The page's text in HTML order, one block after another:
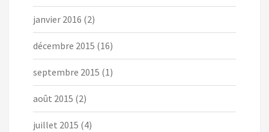
janvier 2016 (2)
décembre 2015 (16)
septembre 2015 (1)
août 2015 (2)
juillet 2015 (4)